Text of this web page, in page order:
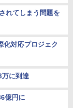
れてしまう問題を
化対応プロジェク
に到達
億円に